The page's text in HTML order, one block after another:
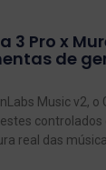
3 Pro x
de
Music v2, o
controlados
real das